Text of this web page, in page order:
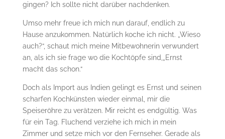
gingen? Ich sollte nicht darüber nachdenken.
Umso mehr freue ich mich nun darauf, endlich zu
Hause anzukommen. Natürlich koche ich nicht. „Wieso
auch?“, schaut mich meine Mitbewohnerin verwundert
an, als ich sie frage wo die Kochtöpfe sind,„Ernst
macht das schon.“
Doch als Import aus Indien gelingt es Ernst und seinen
scharfen Kochkünsten wieder einmal, mir die
Speiseröhre zu verätzen. Mir reicht es endgültig. Was
für ein Tag. Fluchend verziehe ich mich in mein
Zimmer und setze mich vor den Fernseher. Gerade als